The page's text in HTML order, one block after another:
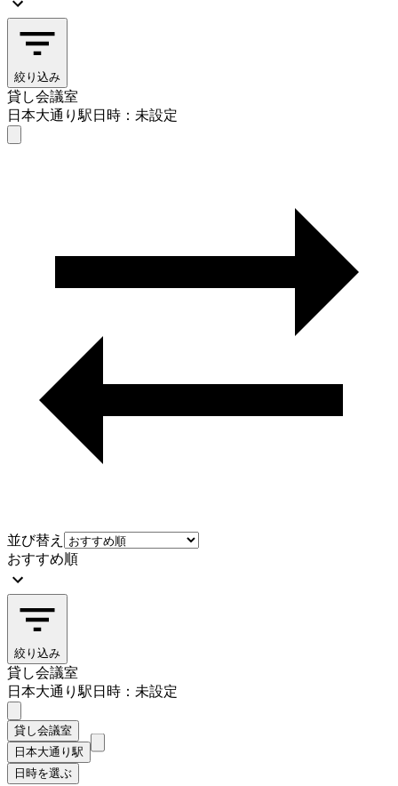
絞り込み
貸し会議室
日本大通り駅日時：未設定
並び替え
おすすめ順
絞り込み
貸し会議室
日本大通り駅日時：未設定
貸し会議室
日本大通り駅
日時を選ぶ